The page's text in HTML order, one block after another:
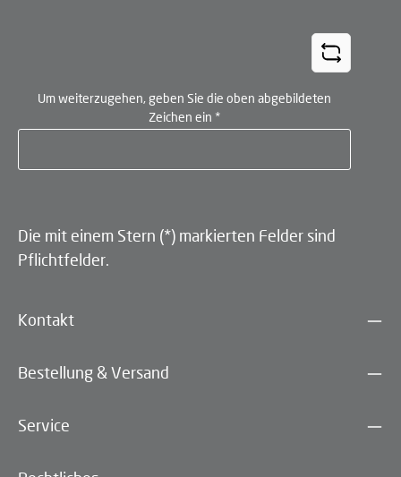
Um weiterzugehen, geben Sie die oben abgebildeten
Zeichen ein *
Die mit einem Stern (*) markierten Felder sind
Pflichtfelder.
Kontakt
Bestellung & Versand
Service